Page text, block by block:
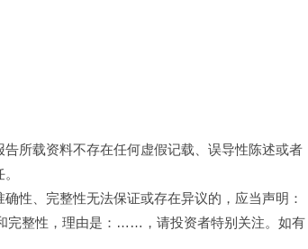
载资料不存在任何虚假记载、误导性陈述或者
、完整性无法保证或存在异议的，应当声明：
完整性，理由是：……，请投资者特别关注。如有